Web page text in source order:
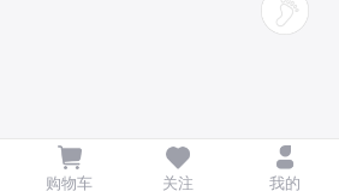
购物车 关注 我的